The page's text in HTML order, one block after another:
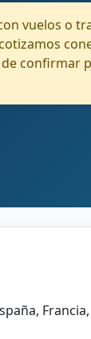
vuelos o
confirmar